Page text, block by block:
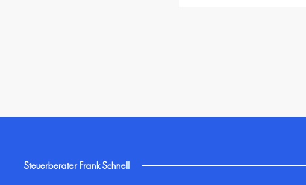
Steuerberater Frank Schnell